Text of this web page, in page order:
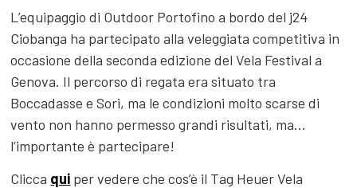
L’equipaggio di Outdoor Portofino a bordo del j24
Ciobanga ha partecipato alla veleggiata competitiva in
occasione della seconda edizione del Vela Festival a
Genova. Il percorso di regata era situato tra
Boccadasse e Sori, ma le condizioni molto scarse di
vento non hanno permesso grandi risultati, ma…
l’importante è partecipare!
Clicca qui per vedere che cos’è il Tag Heuer Vela